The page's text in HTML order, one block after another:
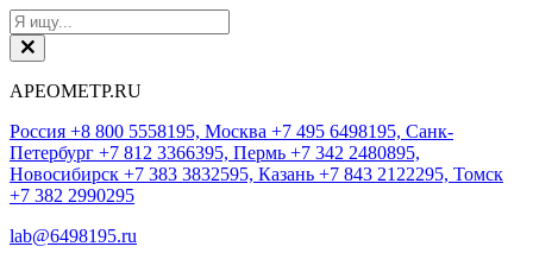
АРЕОМЕТР.RU
Россия +8 800 5558195, Москва +7 495 6498195, Санк-
Петербург +7 812 3366395, Пермь +7 342 2480895,
Новосибирск +7 383 3832595, Казань +7 843 2122295, Томск
+7 382 2990295
lab@6498195.ru